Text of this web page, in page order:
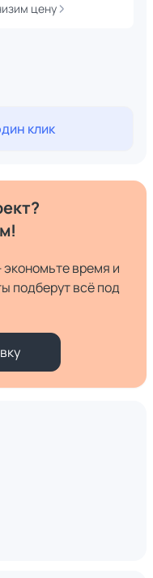
дешевле? Снизим цену
клик
время и
подберут всё под